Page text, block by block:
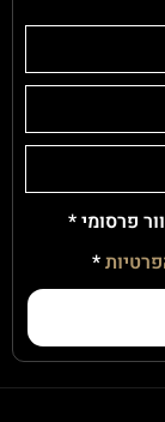
פרסומי *
*